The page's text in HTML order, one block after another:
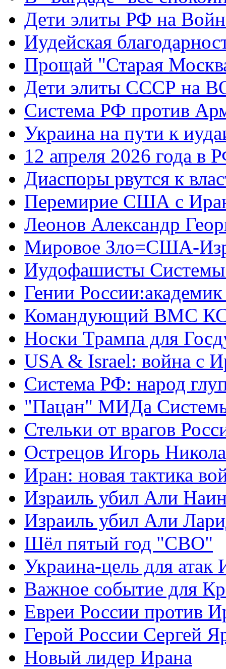
Дети элиты РФ на
Иудейская
Прощай "Старая
Дети элиты СССР на
Система РФ против
Украина на пути к
12 апреля 2026 года в
Диаспоры рвутся к
Перемирие США с
Леонов Александр
Мировое Зло=США-
Иудофашисты
Гении
Командующий ВМС
Носки Трампа для
USA & Israel: война с
Система РФ: народ
"Пацан" МИДа
Стельки от врагов
Острецов Игорь
Иран: новая тактика
Израиль убил Али
Израиль убил Али
Шёл пятый год "СВО"
Украина-цель для атак
Важное событие для
Евреи России против
Герой России Сергей
Новый лидер Ирана